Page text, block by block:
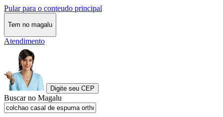
Pular para o conteudo principal
Tem no magalu
Atendimento
Digite seu CEP
Buscar no Magalu